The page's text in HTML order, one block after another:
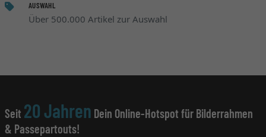
AUSWAHL
Über 500.000 Artikel zur Auswahl
Seit 20 Jahren Dein Online-Hotspot für Bilderrahmen
& Passepartouts!